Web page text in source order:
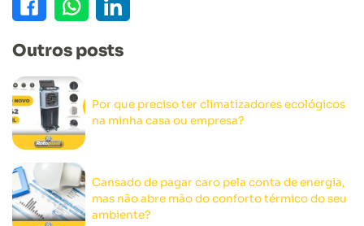
Outros posts
Por que preciso ter climatizadores ecológicos
na minha casa ou empresa?
Cansado de pagar caro pela conta de energia,
mas não abre mão do conforto térmico do seu
ambiente?